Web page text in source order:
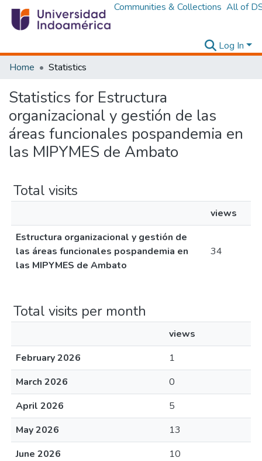
Communities & Collections All of
Log In
Home
Statistics
Statistics for Estructura
organizacional y gestión de las
áreas funcionales pospandemia en
las MIPYMES de Ambato
Total visits
views
Estructura organizacional y gestión de
las áreas funcionales pospandemia en
las MIPYMES de Ambato
34
Total visits per month
views
February 2026
1
March 2026
0
April 2026
5
May 2026
13
June 2026
10